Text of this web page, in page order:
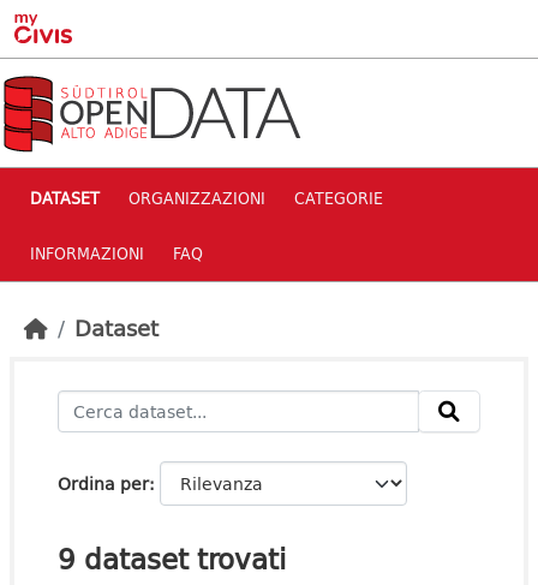
Skip to main content
DATASET ORGANIZZAZIONI CATEGORIE
INFORMAZIONI FAQ
Dataset
Ordina per
9 dataset trovati